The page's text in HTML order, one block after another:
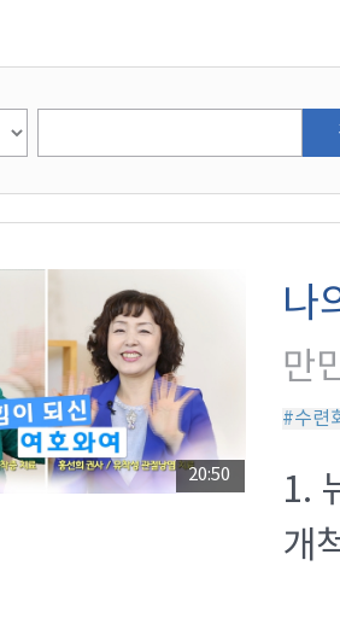
20:50
나
만
#수련
1.
개